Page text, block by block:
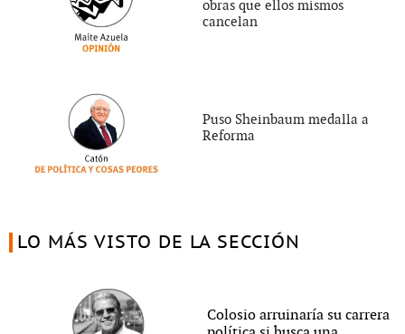
obras que ellos mismos
cancelan
Puso Sheinbaum medalla a
Reforma
LO MÁS VISTO DE LA SECCIÓN
Colosio arruinaría su carrera